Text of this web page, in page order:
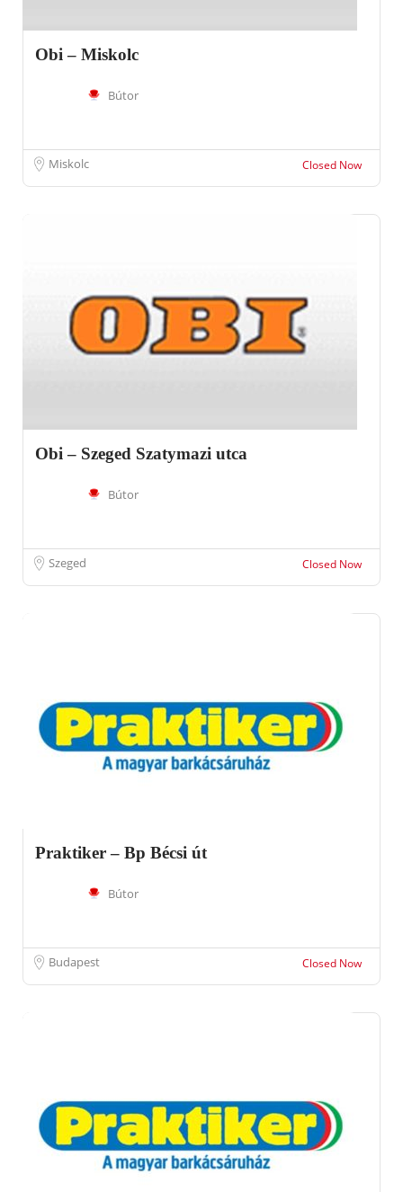
Obi – Miskolc
Bútor
Miskolc Closed Now
Obi – Szeged Szatymazi utca
Bútor
Szeged Closed Now
Praktiker – Bp Bécsi út
Bútor
Budapest Closed Now